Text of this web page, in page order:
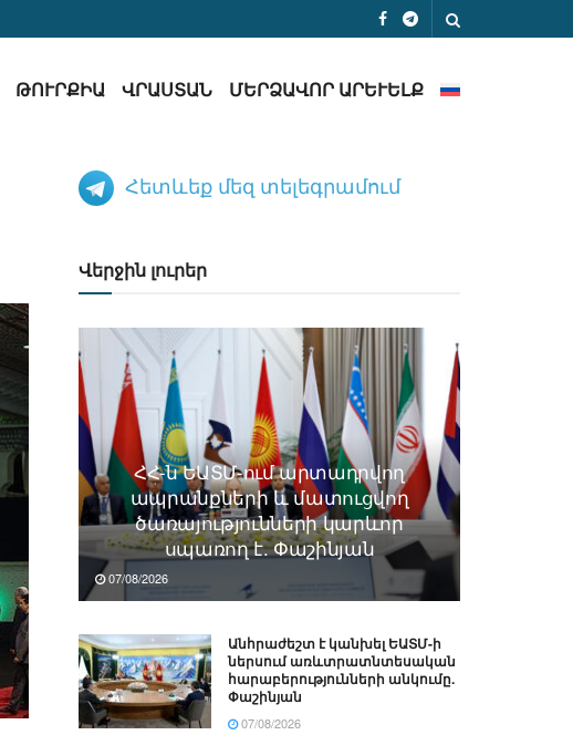
ԹՈՒՐՔԻԱ ՎՐԱՍՏԱՆ ՄԵՐՁԱՎՈՐ ԱՐԵՒԵԼՔ
Հետևեք մեզ տելեգրամում
Վերջին լուրեր
ՀՀ-ն ԵԱՏՄ-ում արտադրվող
ապրանքների և մատուցվող
ծառայությունների կարևոր
սպառող է. Փաշինյան
07/08/2026
Անհրաժեշտ է կանխել ԵԱՏՄ-ի
ներսում առևտրատնտեսական
հարաբերությունների անկումը.
Փաշինյան
07/08/2026